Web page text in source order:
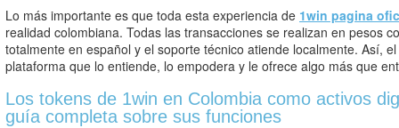
Lo más importante es que toda esta experiencia de 1win pagina
realidad colombiana. Todas las transacciones se realizan en pesos
totalmente en español y el soporte técnico atiende localmente. Así,
plataforma que lo entiende, lo empodera y le ofrece algo más que
Los tokens de 1win en Colombia como activos
guía completa sobre sus funciones